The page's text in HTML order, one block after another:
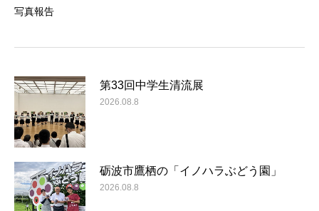
写真報告
第33回中学生清流展
2026.08.8
砺波市鷹栖の「イノハラぶどう園」
2026.08.8